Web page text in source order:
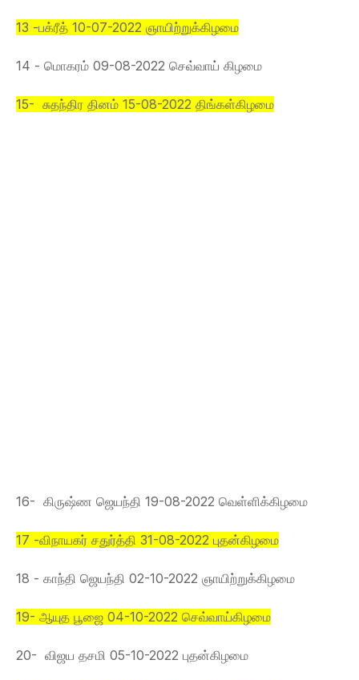
13 -பக்ரீத் 10-07-2022 ஞாயிற்றுக்கிழமை
14 - மொகரம் 09-08-2022 செவ்வாய் கிழமை
15- சுதந்திர தினம் 15-08-2022 திங்கள்கிழமை
16- கிருஷ்ண ஜெயந்தி 19-08-2022 வெள்ளிக்கிழமை
17 -விநாயகர் சதுர்த்தி 31-08-2022 புதன்கிழமை
18 - காந்தி ஜெயந்தி 02-10-2022 ஞாயிற்றுக்கிழமை
19- ஆயுத பூஜை 04-10-2022 செவ்வாய்கிழமை
20- விஜய தசமி 05-10-2022 புதன்கிழமை